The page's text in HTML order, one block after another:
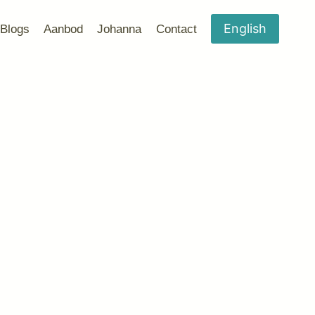
Blogs Aanbod Johanna Contact English